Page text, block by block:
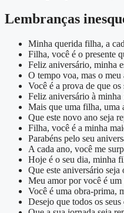
Lembranças
Minha querida filha, a
Filha, você é o presente
Feliz aniversário, minha
O tempo voa, mas o
Você é a prova de que
Feliz aniversário à
Mais que uma filha, uma
Que este novo ano seja
Filha, você é a minha
Parabéns pelo seu
A cada ano, você me
Hoje é o seu dia, minha
Que este aniversário
Meu amor por você é
Você é uma obra-prima,
Desejo que todos os